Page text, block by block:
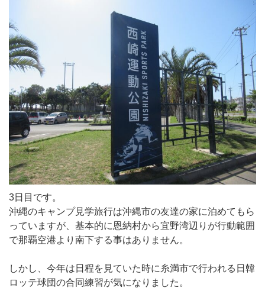
3日目です。
沖縄のキャンプ見学旅行は沖縄市の友達の家に泊めてもら
っていますが、基本的に恩納村から宜野湾辺りが行動範囲
で那覇空港より南下する事はありません。
しかし、今年は日程を見ていた時に糸満市で行われる日韓
ロッテ球団の合同練習が気になりました。